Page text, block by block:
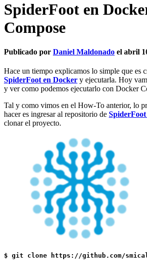
SpiderFoot en
Compose
Publicado por Daniel Maldonado el abril
Hace un tiempo explicamos lo simple que es
SpiderFoot en Docker y ejecutarla. Hoy
y ver como podemos ejecutarlo con Docker
Tal y como vimos en el How-To anterior, lo
hacer es ingresar al repositorio de
clonar el proyecto.
$ git clone https://github.com/